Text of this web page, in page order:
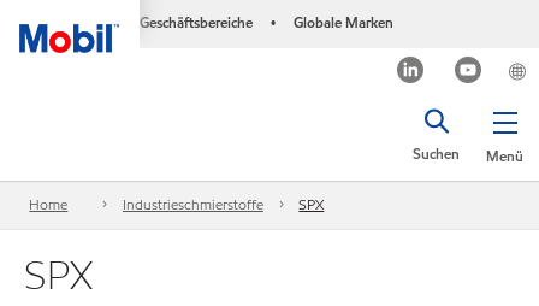
Geschäftsbereiche • Globale Marken
Menü
Suchen
Home Industrieschmierstoffe SPX
SPX